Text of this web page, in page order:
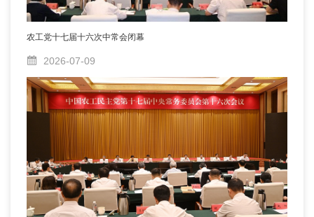
农工党十七届十六次中常会闭幕
2026-07-09